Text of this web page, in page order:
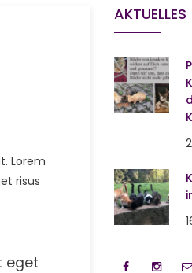
Lorem
risus
eget
AKTUELLES